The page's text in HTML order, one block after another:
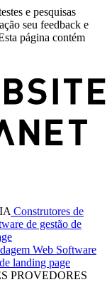
e pesquisas
seu feedback e
página contém
Construtores de
de gestão de
Web Software
landing page
PROVEDORES